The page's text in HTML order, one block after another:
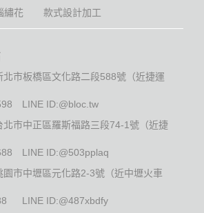
繡花 款式設計加工
市板橋區文化路二段588號（近捷運
LINE ID:@bloc.tw
北市中正區羅斯福路三段74-1號（近捷
LINE ID:@503pplaq
市中壢區元化路2-3號（近中壢火車
LINE ID:@487xbdfy